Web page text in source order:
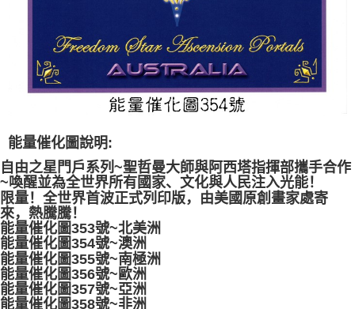
能量催化圖說明:
自由之星門戶系列~聖哲曼大師與阿西塔指揮部攜手合作
~喚醒並為全世界所有國家、文化與人民注入光能！
限量！全世界首波正式列印版，由美國原創畫家處寄
來，熱騰騰！
能量催化圖353號~北美洲
能量催化圖354號~澳洲
能量催化圖355號~南極洲
能量催化圖356號~歐洲
能量催化圖357號~亞洲
能量催化圖358號~非洲